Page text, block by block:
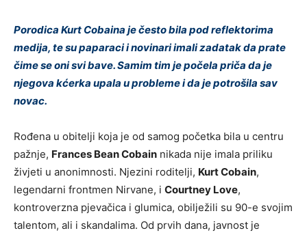
Porodica Kurt Cobaina je često bila pod reflektorima
medija, te su paparaci i novinari imali zadatak da prate
čime se oni svi bave. Samim tim je počela priča da je
njegova kćerka upala u probleme i da je potrošila sav
novac.
Rođena u obitelji koja je od samog početka bila u centru
pažnje, Frances Bean Cobain nikada nije imala priliku
živjeti u anonimnosti. Njezini roditelji, Kurt Cobain,
legendarni frontmen Nirvane, i Courtney Love,
kontroverzna pjevačica i glumica, obilježili su 90-e svojim
talentom, ali i skandalima. Od prvih dana, javnost je